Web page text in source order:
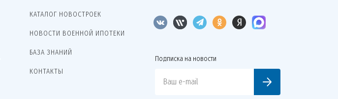
КАТАЛОГ НОВОСТРОЕК
НОВОСТИ ВОЕННОЙ ИПОТЕКИ
БАЗА ЗНАНИЙ
КОНТАКТЫ
Подписка на новости
Ваш e-mail